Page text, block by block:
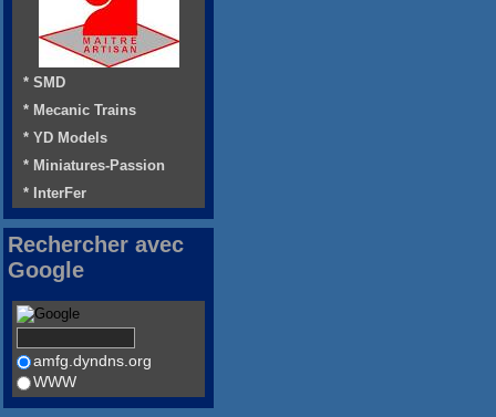
* SMD
* Mecanic Trains
* YD Models
* Miniatures-Passion
* InterFer
Rechercher avec
Google
amfg.dyndns.org
WWW